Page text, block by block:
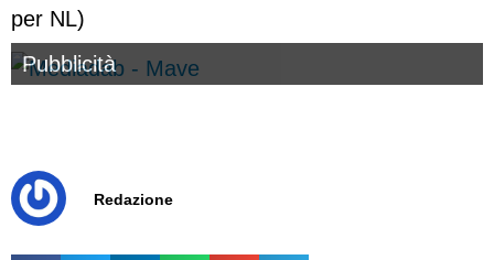
per NL)
Pubblicità
Redazione